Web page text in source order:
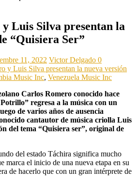
Luis Silva presentan la
“Quisiera Ser”
11, 2022 Victor Delgado 0
y Luis Silva presentan la nueva versión
Music Inc, Venezuela Music Inc
Carlos Romero conocido hace
regresa a la música con un
de varios años de ausencia
cantautor de música criolla Luis
del tema “Quisiera ser”, original de
del estado Táchira significa mucho
marca el inicio de una nueva etapa en su
de hacerlo que con un gran intérprete de